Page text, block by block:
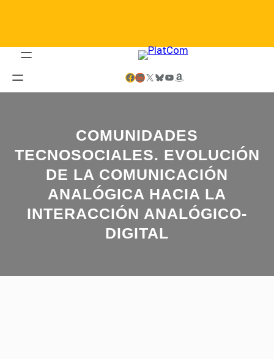
Facebook LinkedIn X Bluesky YouTube Amazon
COMUNIDADES
TECNOSOCIALES. EVOLUCIÓN
DE LA COMUNICACIÓN
ANALÓGICA HACIA LA
INTERACCIÓN ANALÓGICO-
DIGITAL